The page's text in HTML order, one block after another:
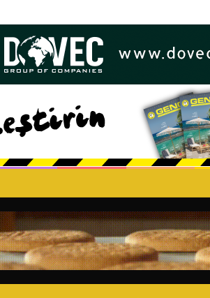
aldı: 40 yaşındaki adam yaşamını yitirdi